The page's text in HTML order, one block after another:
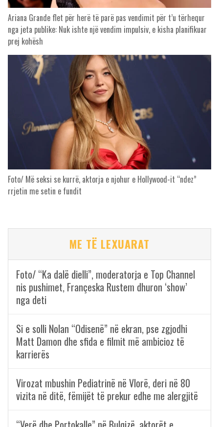
Ariana Grande flet për herë të parë pas vendimit për t’u tërhequr
nga jeta publike: Nuk ishte një vendim impulsiv, e kisha planifikuar
prej kohësh
Foto/ Më seksi se kurrë, aktorja e njohur e Hollywood-it “ndez”
rrjetin me setin e fundit
ME TË LEXUARAT
Foto/ “Ka dalë dielli”, moderatorja e Top Channel
nis pushimet, Françeska Rustem dhuron ‘show’
nga deti
Si e solli Nolan “Odisenë” në ekran, pse zgjodhi
Matt Damon dhe sfida e filmit më ambicioz të
karrierës
Virozat mbushin Pediatrinë në Vlorë, deri në 80
vizita në ditë, fëmijët të prekur edhe me alergjitë